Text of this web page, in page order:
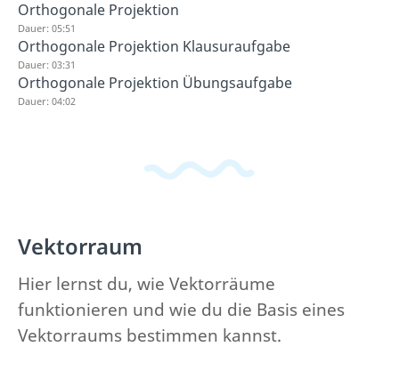
Orthogonale Projektion
Dauer: 05:51
Orthogonale Projektion Klausuraufgabe
Dauer: 03:31
Orthogonale Projektion Übungsaufgabe
Dauer: 04:02
Vektorraum
Hier lernst du, wie Vektorräume
funktionieren und wie du die Basis eines
Vektorraums bestimmen kannst.